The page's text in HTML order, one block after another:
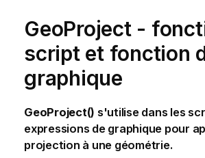
GeoProject -
script et fonction
graphique
GeoProject() s'utilise dans les
expressions de graphique pour
projection à une géométrie.